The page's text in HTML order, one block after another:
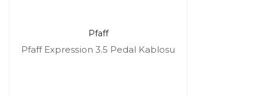
Pfaff
Pfaff Expression 3.5 Pedal Kablosu